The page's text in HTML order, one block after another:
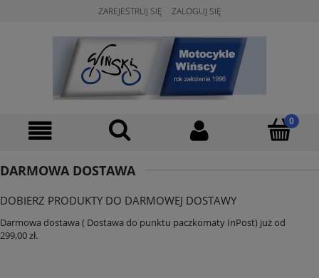
ZAREJESTRUJ SIĘ ZALOGUJ SIĘ
DARMOWA DOSTAWA
DOBIERZ PRODUKTY DO DARMOWEJ DOSTAWY
Darmowa dostawa ( Dostawa do punktu paczkomaty InPost) już od
299,00 zł.